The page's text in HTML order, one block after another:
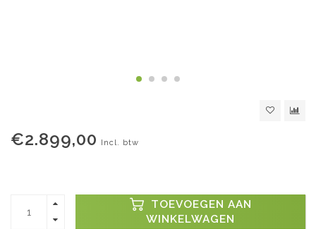
€2.899,00 Incl. btw
TOEVOEGEN AAN
WINKELWAGEN